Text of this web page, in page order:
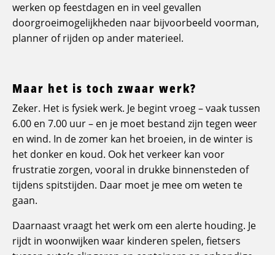
werken op feestdagen en in veel gevallen
doorgroeimogelijkheden naar bijvoorbeeld voorman,
planner of rijden op ander materieel.
Maar het is toch zwaar werk?
Zeker. Het is fysiek werk. Je begint vroeg – vaak tussen
6.00 en 7.00 uur – en je moet bestand zijn tegen weer
en wind. In de zomer kan het broeien, in de winter is
het donker en koud. Ook het verkeer kan voor
frustratie zorgen, vooral in drukke binnensteden of
tijdens spitstijden. Daar moet je mee om weten te
gaan.
Daarnaast vraagt het werk om een alerte houding. Je
rijdt in woonwijken waar kinderen spelen, fietsers